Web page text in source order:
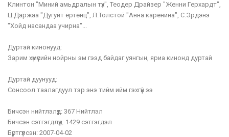
Клинтон "Миний амьдралын түүх", Теодер Драйзер "Женни Герхардт",
Ц.Даржаа "Дугуйт ертөнц", Л.Толстой "Анна каренина", С.Эрдэнэ
"Хойд насандаа учирна"...
Дуртай кинонууд:
Зарим хүмүүсийн нойрны эм гээд байдаг уянгын, яриа кинонд дуртай
Дуртай дуунууд:
Сонсоол таалагдуул тэр энэ тийм ийм гэхгүй ээ
Бичсэн нийтлэлүүд: 367 Нийтлэл
Бичсэн сэтгэгдлүүд: 1429 сэтгэгдэл
Бүртгүүлсэн: 2007-04-02